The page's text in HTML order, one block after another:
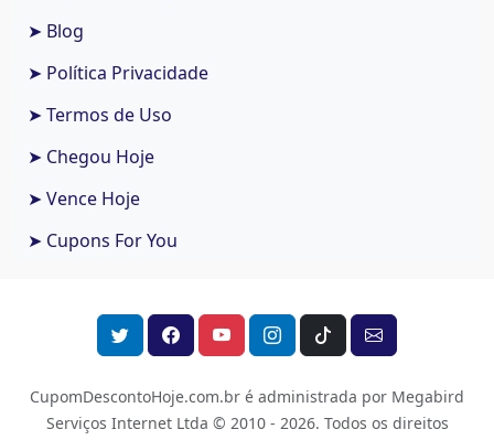
➤ Blog
➤ Política Privacidade
➤ Termos de Uso
➤ Chegou Hoje
➤ Vence Hoje
➤ Cupons For You
CupomDescontoHoje.com.br é administrada por Megabird
Serviços Internet Ltda © 2010 - 2026. Todos os direitos